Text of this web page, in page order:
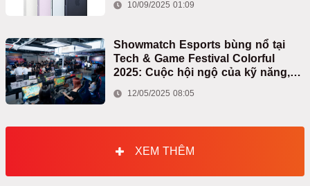
10/09/2025 01:09
Showmatch Esports bùng nổ tại
Tech & Game Festival Colorful
2025: Cuộc hội ngộ của kỹ năng,
12/05/2025 08:05
XEM THÊM